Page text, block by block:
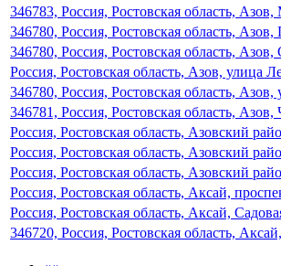
346783, Россия, Ростовская область,
346780, Россия, Ростовская область,
346780, Россия, Ростовская область, Азов,
Россия, Ростовская область, Азов, улица
346780, Россия, Ростовская область,
346781, Россия, Ростовская область,
Россия, Ростовская область, Азовский
Россия, Ростовская область, Азовский
Россия, Ростовская область, Азовский
Россия, Ростовская область, Аксай,
Россия, Ростовская область, Аксай,
346720, Россия, Ростовская область,